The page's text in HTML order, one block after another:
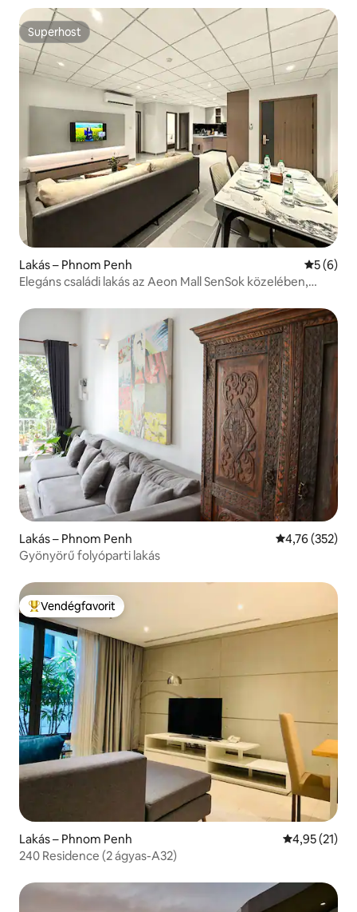
Superhost
Superhost
Lakás – Phnom Penh Átlagos
5 (6)
Elegáns családi lakás az Aeon Mall SenSok közelében,
Lakás – Phnom Penh Átlagos
4,76 (352)
Gyönyörű folyóparti lakás
Kiemelt vendégfavorit
Vendégfavorit
Lakás – Phnom Penh Átlagos
4,95 (21)
240 Residence (2 ágyas-A32)